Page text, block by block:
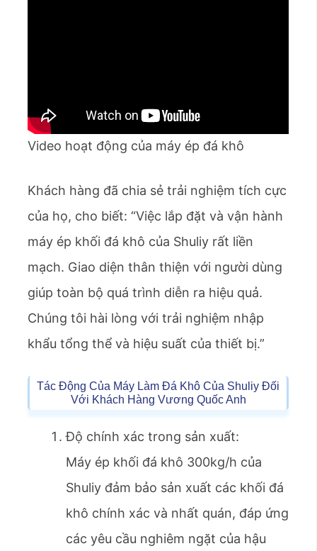
Video hoạt động của máy ép đá khô
Khách hàng đã chia sẻ trải nghiệm tích cực
của họ, cho biết: “Việc lắp đặt và vận hành
máy ép khối đá khô của Shuliy rất liền
mạch. Giao diện thân thiện với người dùng
giúp toàn bộ quá trình diễn ra hiệu quả.
Chúng tôi hài lòng với trải nghiệm nhập
khẩu tổng thể và hiệu suất của thiết bị.”
Tác Động Của Máy Làm Đá Khô Của Shuliy Đối
Với Khách Hàng Vương Quốc Anh
Độ chính xác trong sản xuất:
Máy ép khối đá khô 300kg/h của
Shuliy đảm bảo sản xuất các khối đá
khô chính xác và nhất quán, đáp ứng
các yêu cầu nghiêm ngặt của hậu